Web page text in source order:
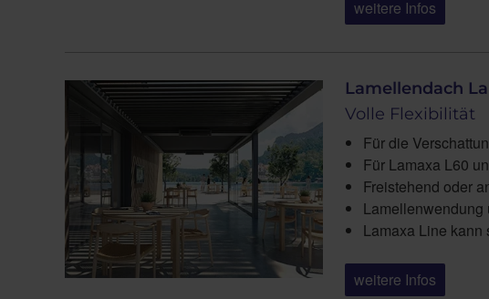
weitere Infos
Lamellendach
Volle Flexibilität
Für die
Für Lamaxa L60
Freistehend oder
Lamellenwendung
Lamaxa Line
weitere Infos